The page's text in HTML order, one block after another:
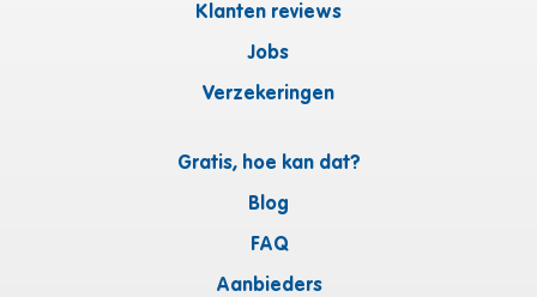
Klanten reviews
Jobs
Verzekeringen
Gratis, hoe kan dat?
Blog
FAQ
Aanbieders